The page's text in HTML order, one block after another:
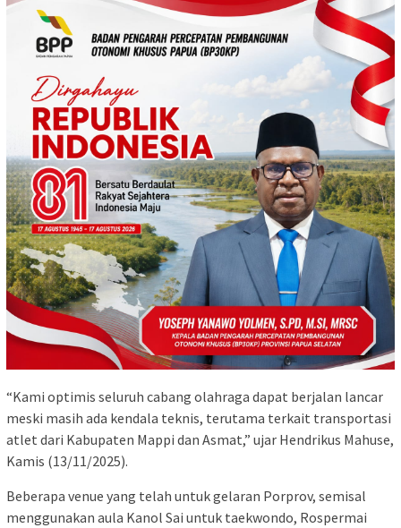
“Kami optimis seluruh cabang olahraga dapat berjalan lancar
meski masih ada kendala teknis, terutama terkait transportasi
atlet dari Kabupaten Mappi dan Asmat,” ujar Hendrikus Mahuse,
Kamis (13/11/2025).
Beberapa venue yang telah untuk gelaran Porprov, semisal
menggunakan aula Kanol Sai untuk taekwondo, Rospermai